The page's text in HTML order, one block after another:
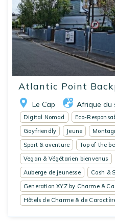
Atlantic Point
Le Cap Afrique du
Digital Nomad Eco-
Gayfriendly
Jeune
Sport & aventure
Top of the
Vegan & Végétarien bienvenus
Auberge de jeunesse
Cash &
Generation XYZ by Charme &
Hôtels de Charme & de